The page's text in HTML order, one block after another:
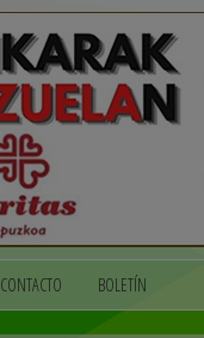
CONTACTO BOLETÍN